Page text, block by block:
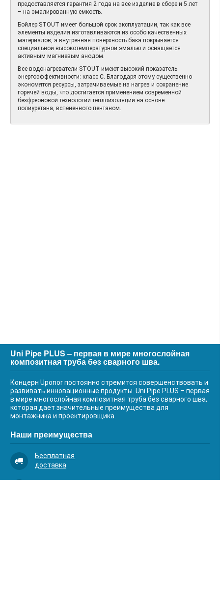
предоставляется гарантия 2 года на все изделие в сборе и 5 лет
– на эмалированную емкость.
Бойлер STOUT имеет большой срок эксплуатации, так как все
элементы изделия изготавливаются из особо качественных
материалов, а внутренняя поверхность бака покрывается
специальной высокотемпературной эмалью и оснащается
активным магниевым анодом.
Все водонагреватели STOUT имеют высокий показатель
энергоэффективности: класс C. Благодаря этому существенно
экономятся ресурсы, затрачиваемые на нагрев и сохранение
горячей воды, что достигается применением современной
безфреоновой технологии теплоизоляции на основе
полиуретана, вспененного пентаном.
Uni Pipe PLUS – первая в мире многослойная
композитная труба без сварного шва.
Концерн Uponor постоянно стремится совершенствовать и
развивать инновационные продукты. Uni Pipe PLUS – первая
в мире многослойная композитная труба без сварного шва,
которая дает значительные преимущества для
монтажника и проектировщика.
Наши преимущества
Бесплатная
доставка